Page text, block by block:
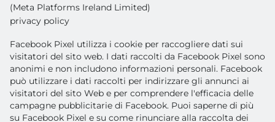
(Meta Platforms Ireland Limited)
privacy policy
Facebook Pixel utilizza i cookie per raccogliere dati sui
visitatori del sito web. I dati raccolti da Facebook Pixel sono
anonimi e non includono informazioni personali. Facebook
può utilizzare i dati raccolti per indirizzare gli annunci ai
visitatori del sito Web e per comprendere l'efficacia delle
campagne pubblicitarie di Facebook. Puoi saperne di più
su Facebook Pixel e su come rinunciare alla raccolta dei